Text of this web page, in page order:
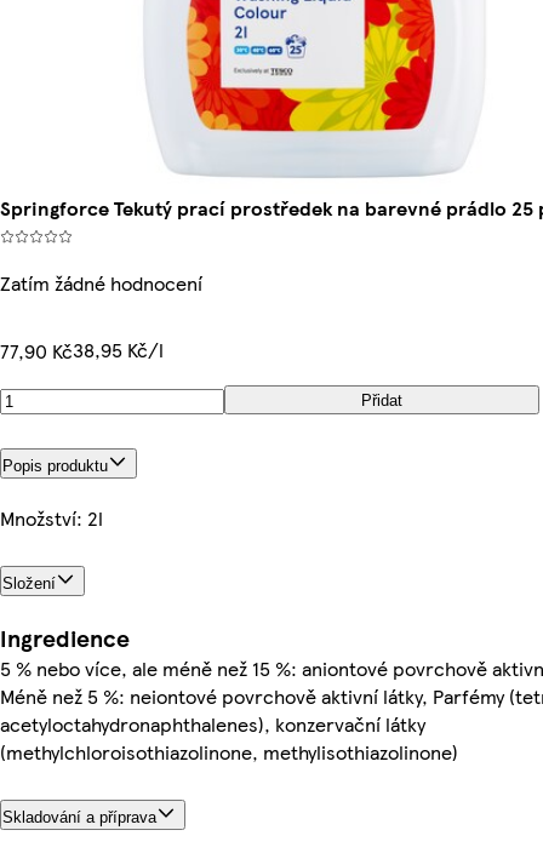
Springforce Tekutý prací prostředek na barevné prádlo 25
Zatím žádné hodnocení
77,90 Kč38,95 Kč/l
Přidat
Popis produktu
Množství: 2l
Složení
Ingredience
5 % nebo více, ale méně než 15 %: aniontové povrchově
Méně než 5 %: neiontové povrchově aktivní látky, Parfémy
acetyloctahydronaphthalenes), konzervační látky
(methylchloroisothiazolinone, methylisothiazolinone)
Skladování a příprava